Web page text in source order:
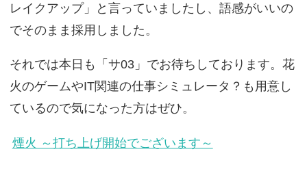
レイクアップ」と言っていましたし、語感がいいの
でそのまま採用しました。
それでは本日も「サ03」でお待ちしております。花
火のゲームやIT関連の仕事シミュレータ？も用意し
ているので気になった方はぜひ。
煙火 ～打ち上げ開始でございます～